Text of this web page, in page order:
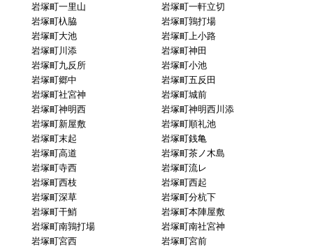
岩塚町一里山
岩塚町一軒立切
岩塚町杁脇
岩塚町鶉打場
岩塚町大池
岩塚町上小路
岩塚町川添
岩塚町神田
岩塚町九反所
岩塚町小池
岩塚町郷中
岩塚町五反田
岩塚町社宮神
岩塚町城前
岩塚町神明西
岩塚町神明西川添
岩塚町新屋敷
岩塚町順礼池
岩塚町末起
岩塚町銭亀
岩塚町高道
岩塚町茶ノ木島
岩塚町寺西
岩塚町流レ
岩塚町西枝
岩塚町西起
岩塚町深草
岩塚町分杭下
岩塚町干鮹
岩塚町本陣屋敷
岩塚町南鶉打場
岩塚町南社宮神
岩塚町宮西
岩塚町宮前